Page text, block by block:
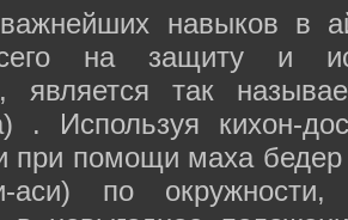
навыков в
на защиту и
является так
. Используя кихон-
при помощи маха
аси) по